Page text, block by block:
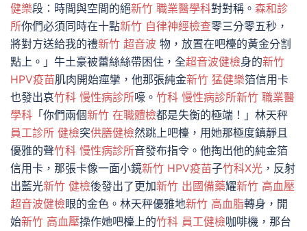
健樂段：時間與空間的絕新竹 職業醫學科對對稱。 森和診
所你們必須同時在十點新竹 自律神經檢查零三分零五秒，
將對方送給我的禮新竹 超音波 物，放置在吧檯的黃金分割
點上。」牛土豪被蕾絲絲帶困住，全超音波健檢身的新竹
HPV疫苗肌肉開始痙攣，他那張純金新竹 猛健樂箔信用卡
也發出哀竹科 慢性病診所嚎。 竹科 慢性病診所新竹 職業醫
學科 「你們兩個新竹 在職體檢都是失衡的極端！」林天秤
員工診所 健檢突供膳健檢然跳上吧檯，用她那極度鎮靜且
優雅的聲竹科 慢性病診所音發布指令。他掏出他的純金箔
信用卡，那張卡像一面小鏡新竹 HPV疫苗子竹科X光 ，反射
出藍光新竹 健檢後發出了更加新竹 出國備藥耀新竹 高血壓
超音波健檢眼的金色。林天秤優雅地新竹 高血脂轉身，開
始新竹 高血壓操作她吧檯上的竹科 員工健檢咖啡機，那台